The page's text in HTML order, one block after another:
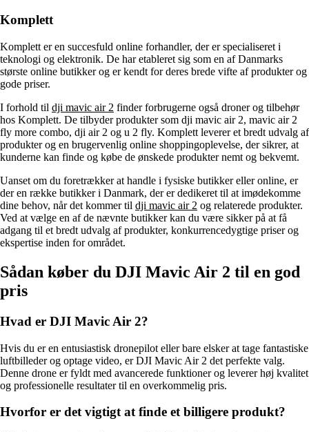
Komplett
Komplett er en succesfuld online forhandler, der er specialiseret i
teknologi og elektronik. De har etableret sig som en af Danmarks
største online butikker og er kendt for deres brede vifte af produkter og
gode priser.
I forhold til dji mavic air 2 finder forbrugerne også droner og tilbehør
hos Komplett. De tilbyder produkter som dji mavic air 2, mavic air 2
fly more combo, dji air 2 og u 2 fly. Komplett leverer et bredt udvalg af
produkter og en brugervenlig online shoppingoplevelse, der sikrer, at
kunderne kan finde og købe de ønskede produkter nemt og bekvemt.
Uanset om du foretrækker at handle i fysiske butikker eller online, er
der en række butikker i Danmark, der er dedikeret til at imødekomme
dine behov, når det kommer til dji mavic air 2 og relaterede produkter.
Ved at vælge en af de nævnte butikker kan du være sikker på at få
adgang til et bredt udvalg af produkter, konkurrencedygtige priser og
ekspertise inden for området.
Sådan køber du DJI Mavic Air 2 til en god
pris
Hvad er DJI Mavic Air 2?
Hvis du er en entusiastisk dronepilot eller bare elsker at tage fantastiske
luftbilleder og optage video, er DJI Mavic Air 2 det perfekte valg.
Denne drone er fyldt med avancerede funktioner og leverer høj kvalitet
og professionelle resultater til en overkommelig pris.
Hvorfor er det vigtigt at finde et billigere produkt?